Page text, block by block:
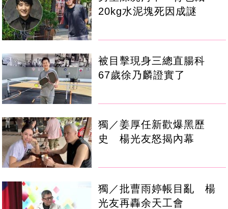
20kg水泥塊死因成謎
被目擊現身三總直腸科
67歲徐乃麟證實了
獨／姜厚任新歡爆黑歷
史 楊光友怒揭內幕
獨／批曹雨婷帳目亂 楊
光友再轟余天工會